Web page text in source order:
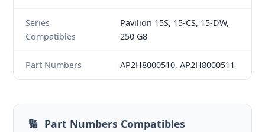
Series
Compatibles
Pavilion 15S, 15-CS, 15-DW,
250 G8
Part Numbers AP2H8000510, AP2H8000511
🔢 Part Numbers Compatibles